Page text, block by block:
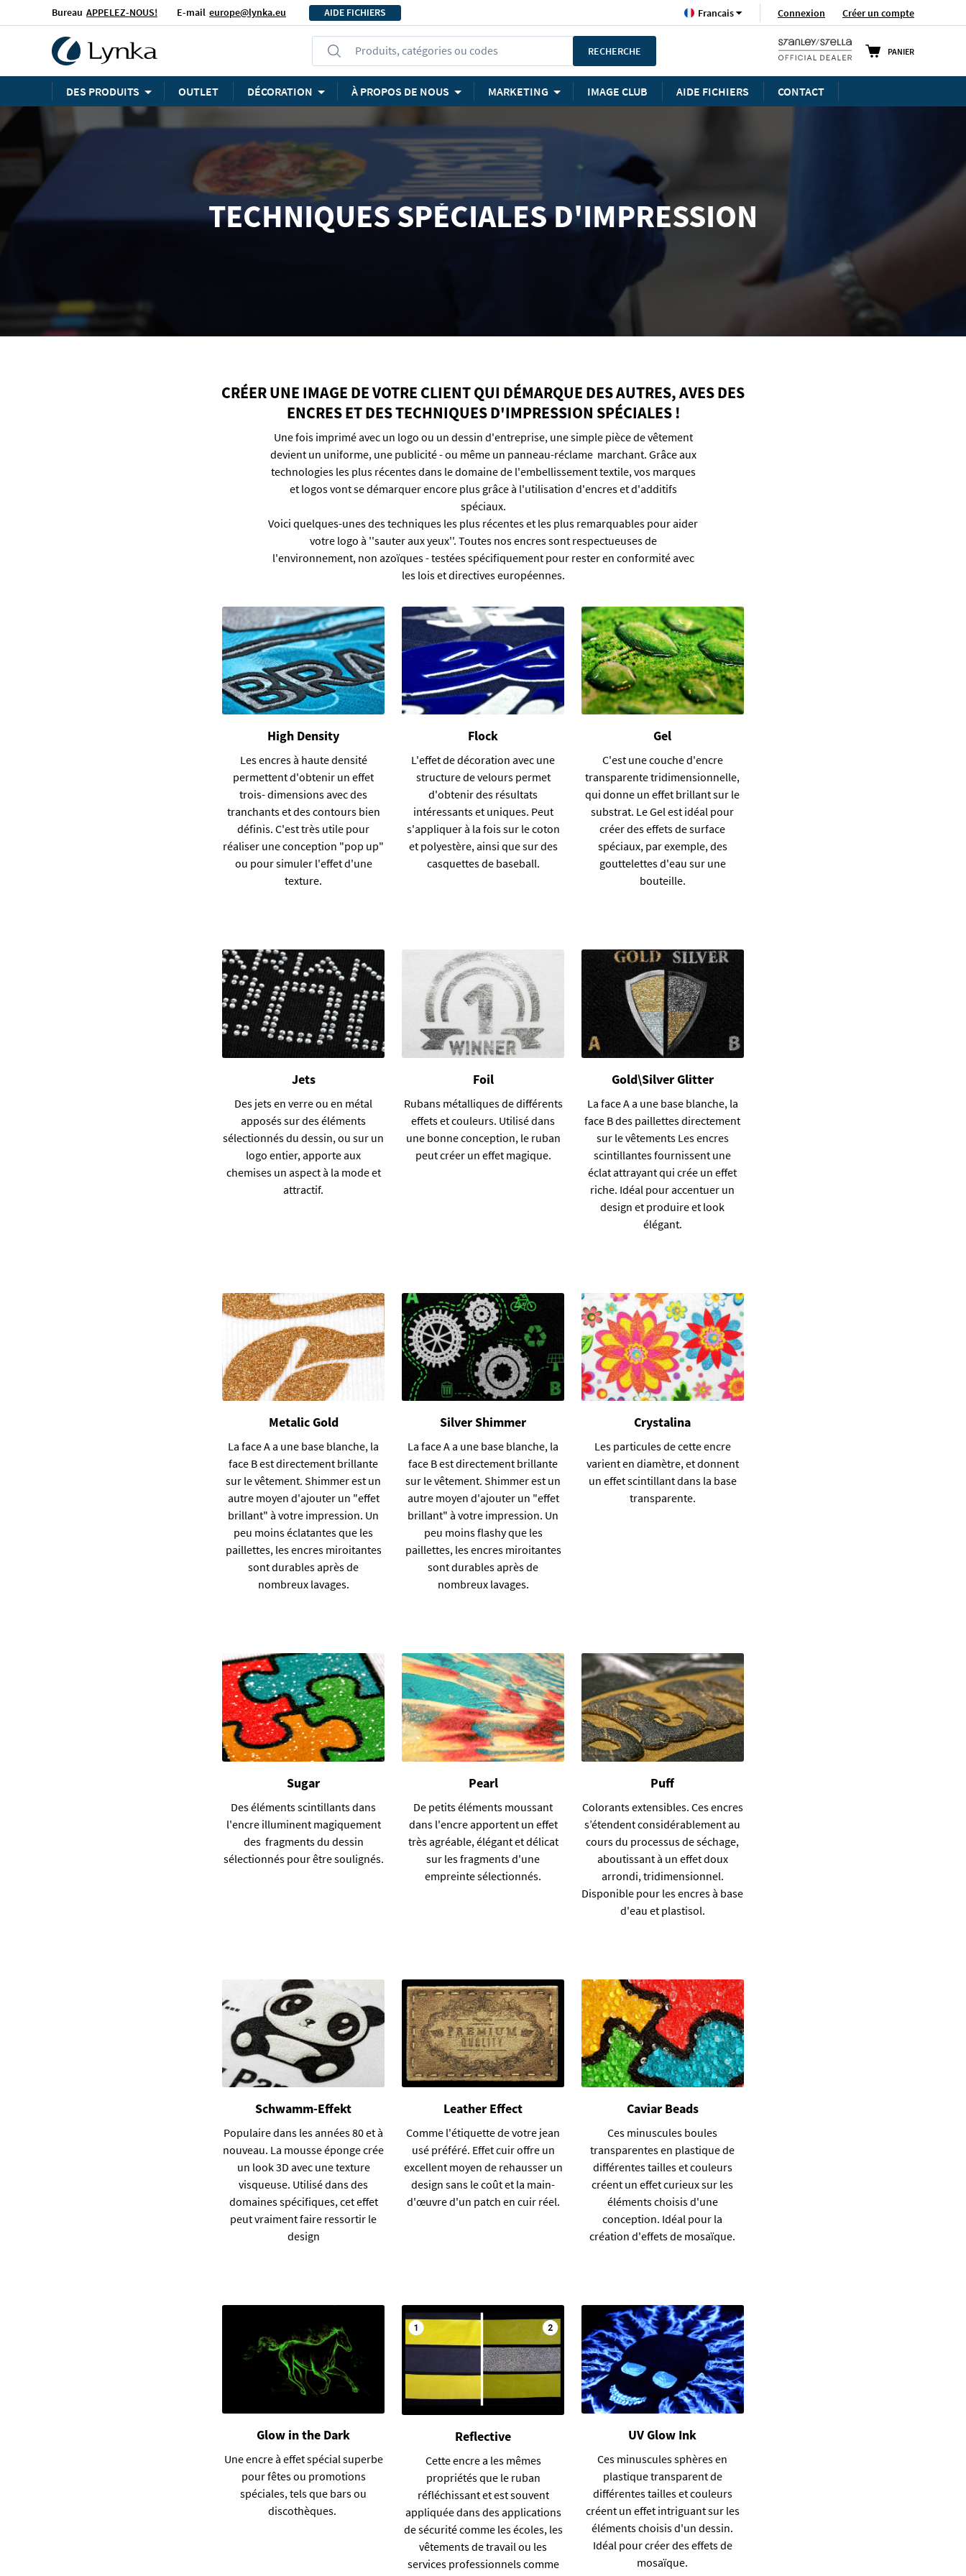
Bureau APPELEZ-NOUS! E-mail europe@lynka.eu AIDE FICHIERS Connexion Créer un compte
Langue Francais
PANIER
Produits, catégories ou codes RECHERCHE
DES PRODUITS OUTLET DÉCORATION À PROPOS DE NOUS MARKETING IMAGE CLUB AIDE FICHIERS CONTACT
TECHNIQUES SPÉCIALES D'IMPRESSION
CRÉER UNE IMAGE DE VOTRE CLIENT QUI DÉMARQUE DES AUTRES, AVES DES
ENCRES ET DES TECHNIQUES D'IMPRESSION SPÉCIALES !
Une fois imprimé avec un logo ou un dessin d'entreprise, une simple pièce de vêtement
devient un uniforme, une publicité - ou même un panneau-réclame marchant. Grâce aux
technologies les plus récentes dans le domaine de l'embellissement textile, vos marques
et logos vont se démarquer encore plus grâce à l'utilisation d'encres et d'additifs
spéciaux.
Voici quelques-unes des techniques les plus récentes et les plus remarquables pour aider
votre logo à ''sauter aux yeux''. Toutes nos encres sont respectueuses de
l'environnement, non azoïques - testées spécifiquement pour rester en conformité avec
les lois et directives européennes.
High Density
Les encres à haute densité
permettent d'obtenir un effet
trois- dimensions avec des
tranchants et des contours bien
définis. C'est très utile pour
réaliser une conception "pop up"
ou pour simuler l'effet d'une
texture.
Flock
L'effet de décoration avec une
structure de velours permet
d'obtenir des résultats
intéressants et uniques. Peut
s'appliquer à la fois sur le coton
et polyestère, ainsi que sur des
casquettes de baseball.
Gel
C'est une couche d'encre
transparente tridimensionnelle,
qui donne un effet brillant sur le
substrat. Le Gel est idéal pour
créer des effets de surface
spéciaux, par exemple, des
gouttelettes d'eau sur une
bouteille.
Jets
Des jets en verre ou en métal
apposés sur des éléments
sélectionnés du dessin, ou sur un
logo entier, apporte aux
chemises un aspect à la mode et
attractif.
Foil
Rubans métalliques de différents
effets et couleurs. Utilisé dans
une bonne conception, le ruban
peut créer un effet magique.
Gold\Silver Glitter
La face A a une base blanche, la
face B des paillettes directement
sur le vêtements Les encres
scintillantes fournissent une
éclat attrayant qui crée un effet
riche. Idéal pour accentuer un
design et produire et look
élégant.
Metalic Gold
La face A a une base blanche, la
face B est directement brillante
sur le vêtement. Shimmer est un
autre moyen d'ajouter un "effet
brillant" à votre impression. Un
peu moins éclatantes que les
paillettes, les encres miroitantes
sont durables après de
nombreux lavages.
Silver Shimmer
La face A a une base blanche, la
face B est directement brillante
sur le vêtement. Shimmer est un
autre moyen d'ajouter un "effet
brillant" à votre impression. Un
peu moins flashy que les
paillettes, les encres miroitantes
sont durables après de
nombreux lavages.
Crystalina
Les particules de cette encre
varient en diamètre, et donnent
un effet scintillant dans la base
transparente.
Sugar
Des éléments scintillants dans
l'encre illuminent magiquement
des fragments du dessin
sélectionnés pour être soulignés.
Pearl
De petits éléments moussant
dans l'encre apportent un effet
très agréable, élégant et délicat
sur les fragments d'une
empreinte sélectionnés.
Puff
Colorants extensibles. Ces encres
s’étendent considérablement au
cours du processus de séchage,
aboutissant à un effet doux
arrondi, tridimensionnel.
Disponible pour les encres à base
d'eau et plastisol.
Schwamm-Effekt
Populaire dans les années 80 et à
nouveau. La mousse éponge crée
un look 3D avec une texture
visqueuse. Utilisé dans des
domaines spécifiques, cet effet
peut vraiment faire ressortir le
design
Leather Effect
Comme l'étiquette de votre jean
usé préféré. Effet cuir offre un
excellent moyen de rehausser un
design sans le coût et la main-
d'œuvre d'un patch en cuir réel.
Caviar Beads
Ces minuscules boules
transparentes en plastique de
différentes tailles et couleurs
créent un effet curieux sur les
éléments choisis d'une
conception. Idéal pour la
création d'effets de mosaïque.
Glow in the Dark
Une encre à effet spécial superbe
pour fêtes ou promotions
spéciales, tels que bars ou
discothèques.
Reflective
Cette encre a les mêmes
propriétés que le ruban
réfléchissant et est souvent
appliquée dans des applications
de sécurité comme les écoles, les
vêtements de travail ou les
services professionnels comme
UV Glow Ink
Ces minuscules sphères en
plastique transparent de
différentes tailles et couleurs
créent un effet intriguant sur les
éléments choisis d'un dessin.
Idéal pour créer des effets de
mosaïque.